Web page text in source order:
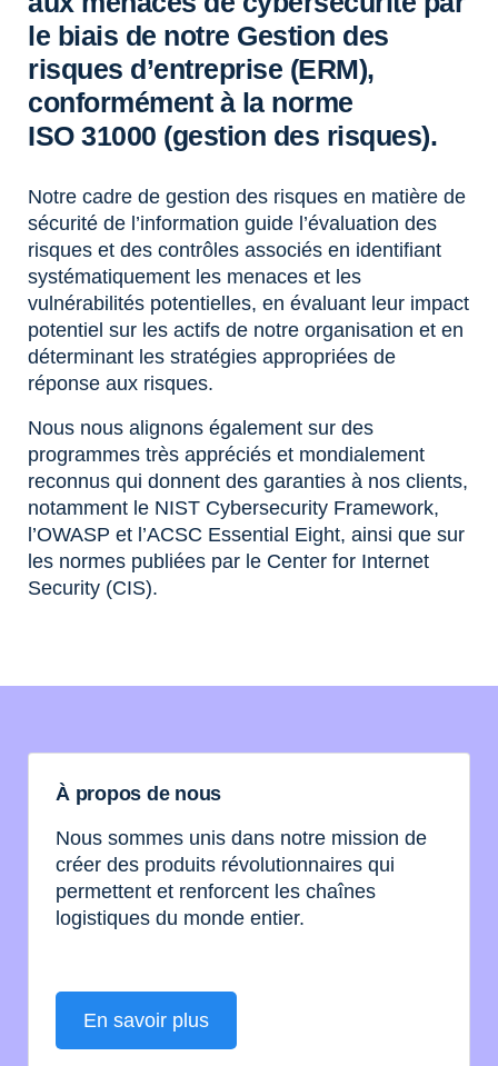
le biais de notre Gestion des
risques d’entreprise (ERM),
conformément à la norme
ISO 31000 (gestion des risques).
Notre cadre de gestion des risques en matière de
sécurité de l’information guide l’évaluation des
risques et des contrôles associés en identifiant
systématiquement les menaces et les
vulnérabilités potentielles, en évaluant leur impact
potentiel sur les actifs de notre organisation et en
déterminant les stratégies appropriées de
réponse aux risques.
Nous nous alignons également sur des
programmes très appréciés et mondialement
reconnus qui donnent des garanties à nos clients,
notamment le NIST Cybersecurity Framework,
l’OWASP et l’ACSC Essential Eight, ainsi que sur
les normes publiées par le Center for Internet
Security (CIS).
À propos de nous
Nous sommes unis dans notre mission de
créer des produits révolutionnaires qui
permettent et renforcent les chaînes
logistiques du monde entier.
En savoir plus